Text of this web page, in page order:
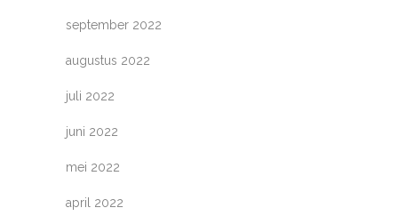
september 2022
augustus 2022
juli 2022
juni 2022
mei 2022
april 2022